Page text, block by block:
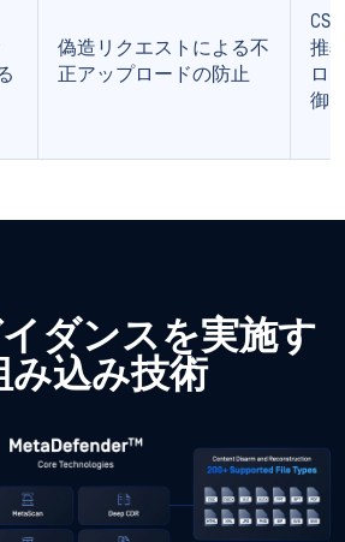
偽造リクエストによる不
正アップロードの防止
推
ロ
御
イダンスを実施す
み込み技術